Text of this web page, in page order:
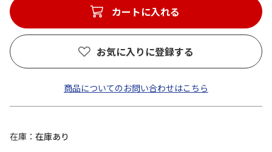
カートに入れる
お気に入りに登録する
商品についてのお問い合わせはこちら
在庫 在庫あり